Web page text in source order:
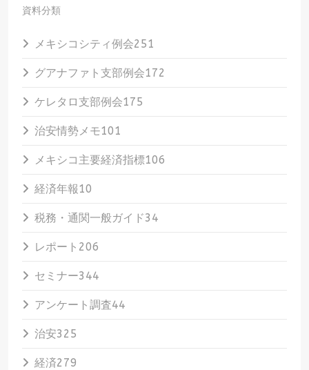
資料分類
メキシコシティ例会251
グアナファト支部例会172
ケレタロ支部例会175
治安情勢メモ101
メキシコ主要経済指標106
経済年報10
税務・通関一般ガイド34
レポート 206
セミナー344
アンケート調査44
治安325
経済279